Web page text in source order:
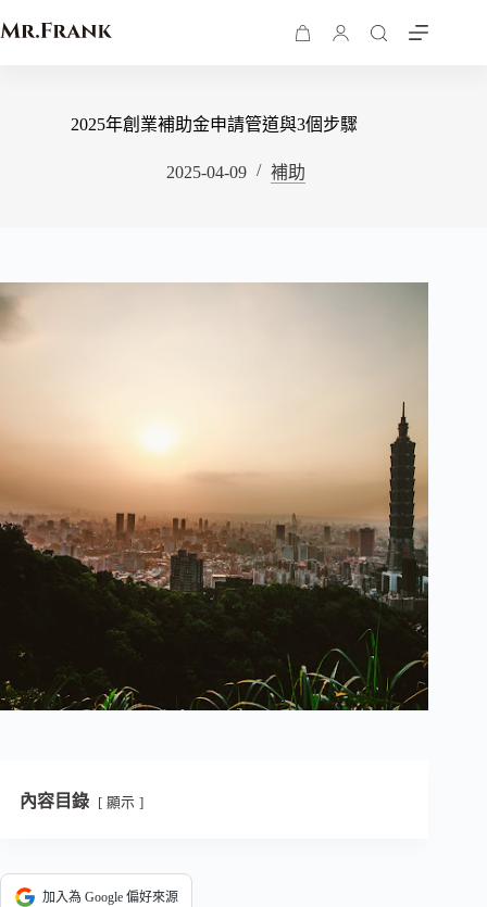
2025年創業補助金申請管道與3個步驟
2025-04-09 補助
內容目錄 顯示
加入為 Google 偏好來源